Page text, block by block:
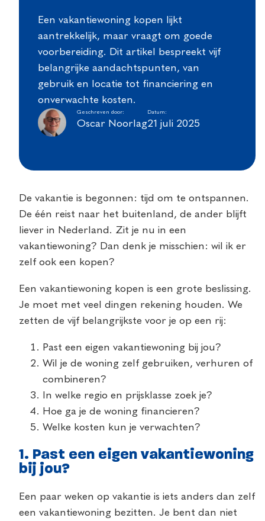
Een vakantiewoning kopen lijkt
aantrekkelijk, maar vraagt om goede
voorbereiding. Dit artikel bespreekt vijf
belangrijke aandachtspunten, van
gebruik en locatie tot financiering en
onverwachte kosten.
Geschreven door:
Oscar Noorlag
Datum:
21 juli 2025
De vakantie is begonnen: tijd om te ontspannen.
De één reist naar het buitenland, de ander blijft
liever in Nederland. Zit je nu in een
vakantiewoning? Dan denk je misschien: wil ik er
zelf ook een kopen?
Een vakantiewoning kopen is een grote beslissing.
Je moet met veel dingen rekening houden. We
zetten de vijf belangrijkste voor je op een rij:
Past een eigen vakantiewoning bij jou?
Wil je de woning zelf gebruiken, verhuren of
combineren?
In welke regio en prijsklasse zoek je?
Hoe ga je de woning financieren?
Welke kosten kun je verwachten?
1. Past een eigen vakantiewoning
bij jou?
Een paar weken op vakantie is iets anders dan zelf
een vakantiewoning bezitten. Je bent dan niet